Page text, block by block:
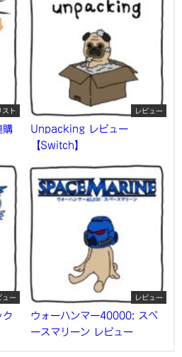
スト
購
レビュー
Unpacking レビュー
【Switch】
ュー
ク
レビュー
ウォーハンマー40000: スペ
ースマリーン レビュー